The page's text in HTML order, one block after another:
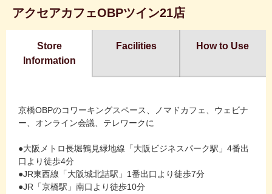
アクセアカフェOBPツイン21店
Store
Information
Facilities How to Use
京橋OBPのコワーキングスペース、ノマドカフェ、ウェビナ
ー、オンライン会議、テレワークに
●大阪メトロ長堀鶴見緑地線「大阪ビジネスパーク駅」4番出
口より徒歩4分
●JR東西線「大阪城北詰駅」1番出口より徒歩7分
●JR「京橋駅」南口より徒歩10分